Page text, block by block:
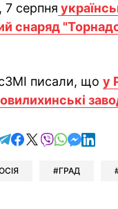
7 серпня
снаряд
писали, що у
відправити у
поділитись у
поділитись у X
відправити
ГРАД